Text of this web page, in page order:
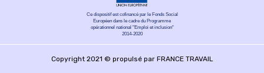
Ce dispositif est cofinancé par le Fonds Social
Européen dans le cadre du Programme
opérationnel national "Emploi et inclusion"
2014-2020
Copyright 2021 © propulsé par FRANCE TRAVAIL